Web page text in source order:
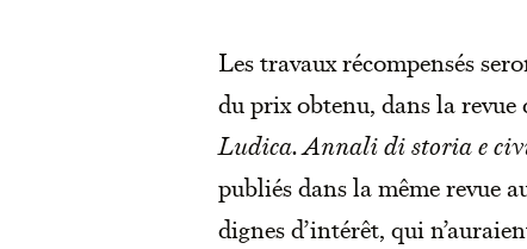
Les travaux récompensés
du prix obtenu, dans la
Ludica. Annali di storia e
publiés dans la même revue
dignes d’intérêt, qui